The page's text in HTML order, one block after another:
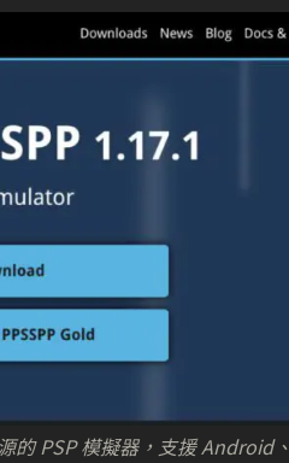
的 PSP 模擬器，支援 Android